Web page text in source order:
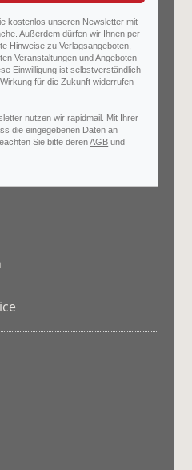
kostenlos unseren Newsletter mit
Außerdem dürfen wir Ihnen per
Hinweise zu Verlagsangeboten,
Veranstaltungen und Angeboten
Einwilligung ist selbstverständlich
für die Zukunft widerrufen
nutzen wir rapidmail. Mit Ihrer
die eingegebenen Daten an
Sie bitte derenAGB und